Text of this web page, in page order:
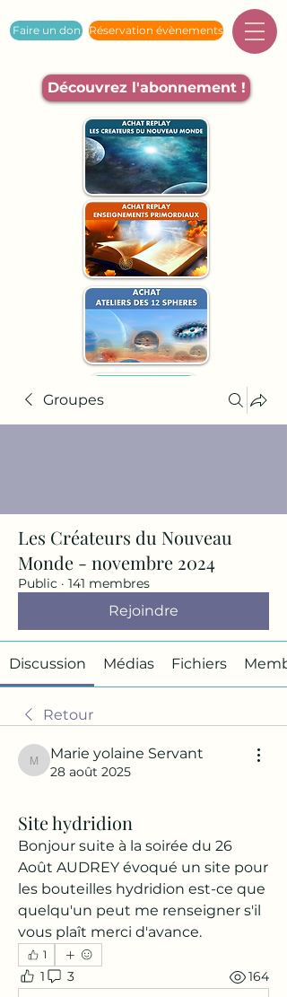
Faire un don Réservation évènements
Découvrez l'abonnement !
Groupes
Les Créateurs du Nouveau
Monde - novembre 2024
Public · 141 membres
Rejoindre
Discussion Médias Fichiers
Retour
Marie yolaine Servant
Marie yolaine Servant
28 août 2025
Site hydridion
Bonjour suite à la soirée du 26
Août AUDREY évoqué un site pour
les bouteilles hydridion est-ce que
quelqu'un peut me renseigner s'il
vous plaît merci d'avance.
1
1 3 164